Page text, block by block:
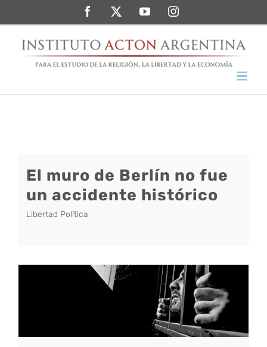
al
contenido
FacebookTwitterYouTubeInstagram
El muro de Berlín no fue
un accidente histórico
Libertad Política